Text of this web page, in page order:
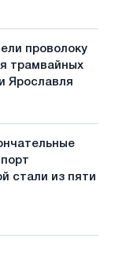
проволоку
трамвайных
Ярославля
стали из пяти